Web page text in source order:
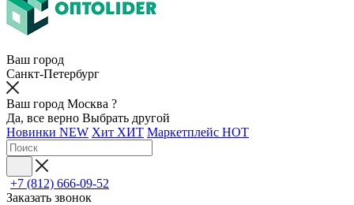
Ваш город
Санкт-Петербург
Ваш город Москва ?
Да, все верно Выбрать другой
Новинки NEW Хит ХИТ Маркетплейс HOT
+7 (812) 666-09-52
Заказать звонок